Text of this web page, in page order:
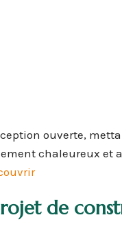
ouverte,
chaleureux et
de